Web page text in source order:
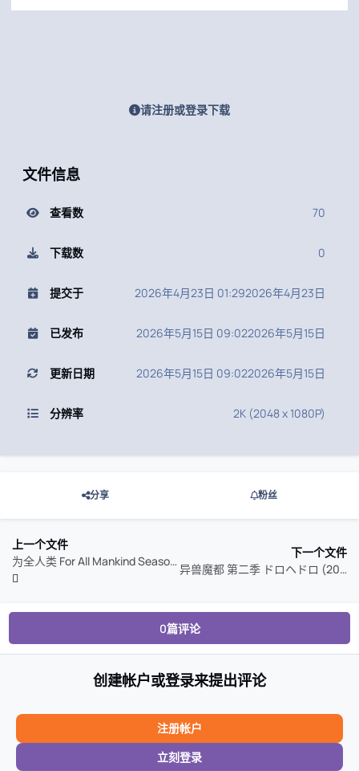
请注册或登录下载
文件信息
查看数 70
下载数 0
提交于 2026年4月23日 01:292026年4月23日
已发布 2026年5月15日 09:022026年5月15日
更新日期 2026年5月15日 09:022026年5月15日
分辨率 2K (2048 x 1080P)
分享 粉丝
上一个文件
为全人类 For All Mankind Season 1-5 (2026)
下一个文件
异兽魔都 第二季 ドロヘドロ (2026)
0篇评论
创建帐户或登录来提出评论
注册帐户
立刻登录